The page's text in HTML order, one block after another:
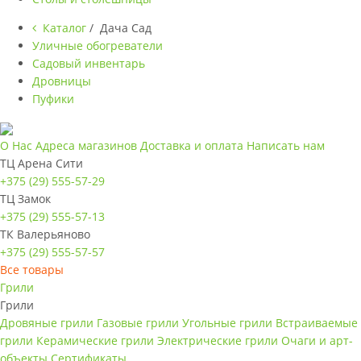
Каталог / Дача Сад
Уличные обогреватели
Садовый инвентарь
Дровницы
Пуфики
О Нас Адреса магазинов Доставка и оплата Написать нам
ТЦ Арена Сити
+375 (29) 555-57-29
ТЦ Замок
+375 (29) 555-57-13
ТК Валерьяново
+375 (29) 555-57-57
Все товары
Грили
Грили
Дровяные грили Газовые грили Угольные грили Встраиваемые
грили Керамические грили Электрические грили Очаги и арт-